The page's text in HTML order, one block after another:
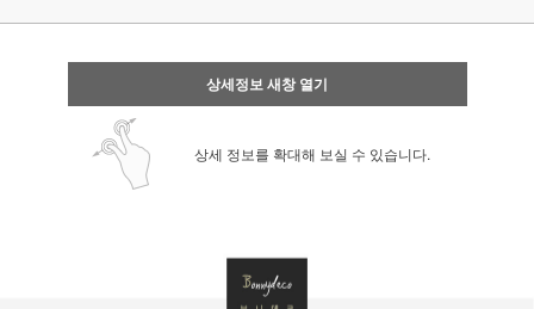
상세정보 새창 열기
상세 정보를 확대해 보실 수 있습니다.